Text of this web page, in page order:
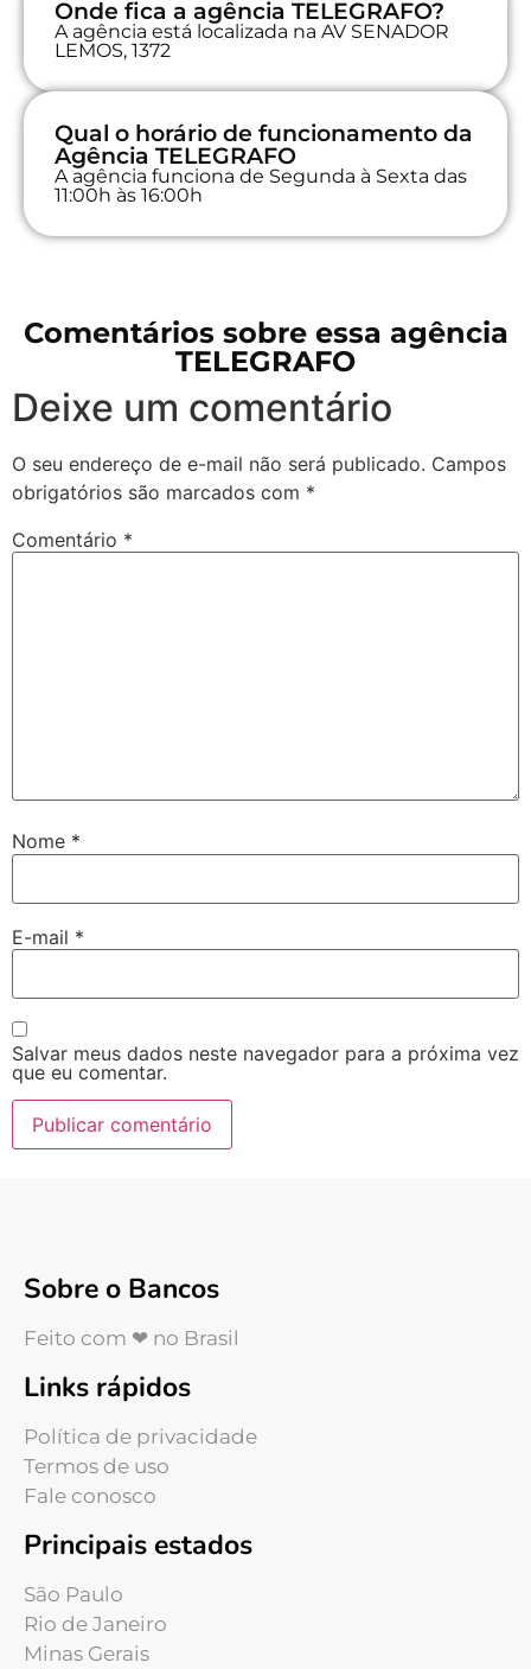
Onde fica a agência TELEGRAFO?
A agência está localizada na AV SENADOR
LEMOS, 1372
Qual o horário de funcionamento da
Agência TELEGRAFO
A agência funciona de Segunda à Sexta das
11:00h às 16:00h
Comentários sobre essa agência
TELEGRAFO
Deixe um comentário
O seu endereço de e-mail não será publicado. Campos
obrigatórios são marcados com *
Comentário *
Nome *
E-mail *
Salvar meus dados neste navegador para a próxima vez
que eu comentar.
Sobre o Bancos
Feito com ❤ no Brasil
Links rápidos
Política de privacidade
Termos de uso
Fale conosco
Principais estados
São Paulo
Rio de Janeiro
Minas Gerais